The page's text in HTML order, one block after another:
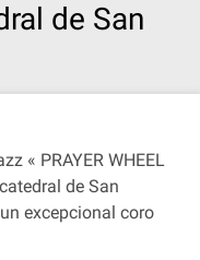
de San
« PRAYER WHEEL
de San
excepcional coro